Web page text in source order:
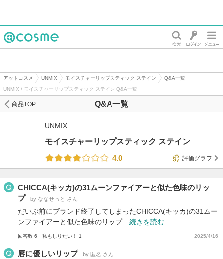
アットコスメ UNMIX モイスチャーリップスティック ステイン
Q&A一覧
UNMIX / モイスチャーリップスティック ステイン Q&A一覧
Q&A一覧
商品TOP
UNMIX
モイスチャーリップスティック ステイン
4.0
評価グラフ
CHICCA(キッカ)の31ムーンファイアーと似た色味のリッ
プ
by ななせっと さん
だいぶ前にブランド終了してしまったCHICCA(キッカ)の31ムー
ンファイアーと似た色味のリップ… 続きを読む
回答数 6 私もしりたい！ 1 2025/4/16
唇に優しいリップ by 匿名 さん